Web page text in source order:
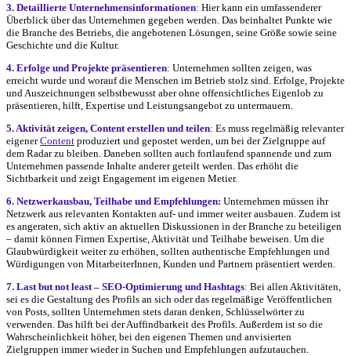
3. Detaillierte Unternehmensinformationen: Hier kann ein umfassenderer
Überblick über das Unternehmen gegeben werden. Das beinhaltet Punkte wie
die Branche des Betriebs, die angebotenen Lösungen, seine Größe sowie seine
Geschichte und die Kultur.
4. Erfolge und Projekte präsentieren: Unternehmen sollten zeigen, was
erreicht wurde und worauf die Menschen im Betrieb stolz sind. Erfolge, Projekte
und Auszeichnungen selbstbewusst aber ohne offensichtliches Eigenlob zu
präsentieren, hilft, Expertise und Leistungsangebot zu untermauern.
5. Aktivität zeigen, Content erstellen und teilen: Es muss regelmäßig relevanter
eigenerContent produziert und gepostet werden, um bei der Zielgruppe auf
dem Radar zu bleiben. Daneben sollten auch fortlaufend spannende und zum
Unternehmen passende Inhalte anderer geteilt werden. Das erhöht die
Sichtbarkeit und zeigt Engagement im eigenen Metier.
6. Netzwerkausbau, Teilhabe und Empfehlungen: Unternehmen müssen ihr
Netzwerk aus relevanten Kontakten auf- und immer weiter ausbauen. Zudem ist
es angeraten, sich aktiv an aktuellen Diskussionen in der Branche zu beteiligen
– damit können Firmen Expertise, Aktivität und Teilhabe beweisen. Um die
Glaubwürdigkeit weiter zu erhöhen, sollten authentische Empfehlungen und
Würdigungen von MitarbeiterInnen, Kunden und Partnern präsentiert werden.
7. Last but not least – SEO-Optimierung und Hashtags: Bei allen Aktivitäten,
sei es die Gestaltung des Profils an sich oder das regelmäßige Veröffentlichen
von Posts, sollten Unternehmen stets daran denken, Schlüsselwörter zu
verwenden. Das hilft bei der Auffindbarkeit des Profils. Außerdem ist so die
Wahrscheinlichkeit höher, bei den eigenen Themen und anvisierten
Zielgruppen immer wieder in Suchen und Empfehlungen aufzutauchen.